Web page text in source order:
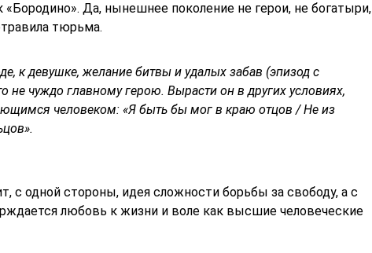
«Бородино». Да, нынешнее поколение не герои, не богатыри,
тюрьма.
к девушке, желание битвы и удалых забав (эпизод с
не чуждо главному герою. Вырасти он в других условиях,
человеком: «Я быть бы мог в краю отцов / Не из
с одной стороны, идея сложности борьбы за свободу, а с
любовь к жизни и воле как высшие человеческие